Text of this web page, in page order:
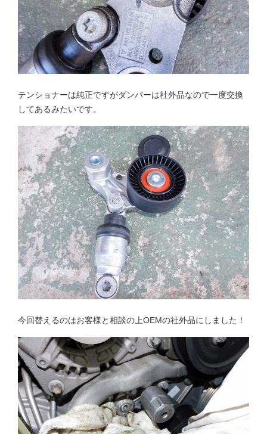
テンショナーは純正ですがダンパーは社外品なので一度交換
してあるみたいです。
今回替えるのはお客様と相談の上OEMの社外品にしました！